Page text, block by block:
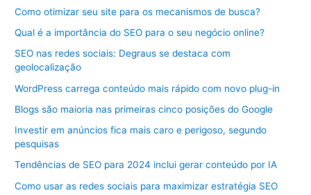
Como otimizar seu site para os mecanismos de busca?
Qual é a importância do SEO para o seu negócio online?
SEO nas redes sociais: Degraus se destaca com
geolocalização
WordPress carrega conteúdo mais rápido com novo plug-in
Blogs são maioria nas primeiras cinco posições do Google
Investir em anúncios fica mais caro e perigoso, segundo
pesquisas
Tendências de SEO para 2024 inclui gerar conteúdo por IA
Como usar as redes sociais para maximizar estratégia SEO